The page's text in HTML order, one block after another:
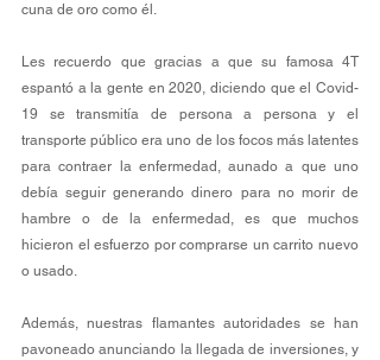
cuna de oro como él.
Les recuerdo que gracias a que su famosa 4T
espantó a la gente en 2020, diciendo que el Covid-
19 se transmitía de persona a persona y el
transporte público era uno de los focos más latentes
para contraer la enfermedad, aunado a que uno
debía seguir generando dinero para no morir de
hambre o de la enfermedad, es que muchos
hicieron el esfuerzo por comprarse un carrito nuevo
o usado.
Además, nuestras flamantes autoridades se han
pavoneado anunciando la llegada de inversiones, y